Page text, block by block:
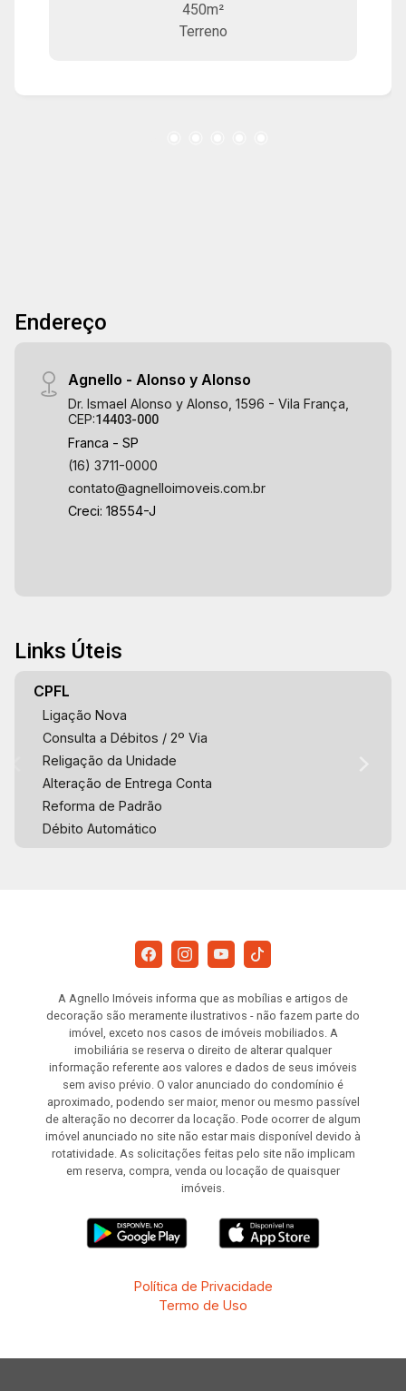
450m²
Terreno
Endereço
Agnello - Alonso y Alonso
Dr. Ismael Alonso y Alonso, 1596 - Vila França,
CEP:14403-000
Franca - SP
(16) 3711-0000
contato@agnelloimoveis.com.br
Creci: 18554-J
Links Úteis
CPFL
Ligação Nova
Consulta a Débitos / 2º Via
Religação da Unidade
Alteração de Entrega Conta
Reforma de Padrão
Débito Automático
A Agnello Imóveis informa que as mobílias e artigos de
decoração são meramente ilustrativos - não fazem parte do
imóvel, exceto nos casos de imóveis mobiliados. A
imobiliária se reserva o direito de alterar qualquer
informação referente aos valores e dados de seus imóveis
sem aviso prévio. O valor anunciado do condomínio é
aproximado, podendo ser maior, menor ou mesmo passível
de alteração no decorrer da locação. Pode ocorrer de algum
imóvel anunciado no site não estar mais disponível devido à
rotatividade. As solicitações feitas pelo site não implicam
em reserva, compra, venda ou locação de quaisquer
imóveis.
Política de Privacidade
Termo de Uso